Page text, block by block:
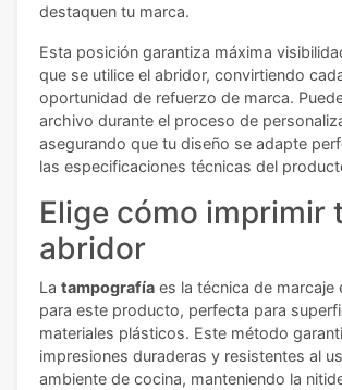
destaquen tu marca.
Esta posición garantiza máxima
que se utilice el abridor, convirtiendo
oportunidad de refuerzo de marca.
archivo durante el proceso de
asegurando que tu diseño se adapte
las especificaciones técnicas del
Elige cómo imprimir
abridor
La tampografía es la técnica de marcaje
para este producto, perfecta para
materiales plásticos. Este método
impresiones duraderas y resistentes al
ambiente de cocina, manteniendo la